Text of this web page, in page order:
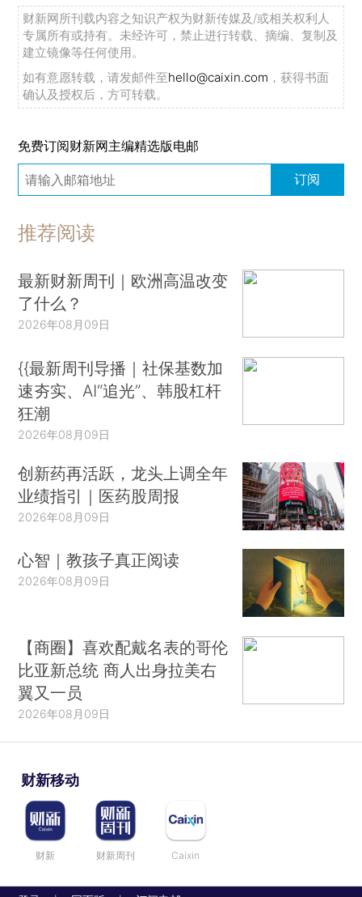
财新网所刊载内容之知识产权为财新传媒及/或相关权利人
专属所有或持有。未经许可，禁止进行转载、摘编、复制及
建立镜像等任何使用。
如有意愿转载，请发邮件至hello@caixin.com ，获得书面
确认及授权后，方可转载。
免费订阅财新网主编精选版电邮
订阅
推荐阅读
最新财新周刊｜欧洲高温改变
了什么？
2026年08月09日
{{最新周刊导播｜社保基数加
速夯实、AI“追光”、韩股杠杆
狂潮
2026年08月09日
创新药再活跃，龙头上调全年
业绩指引｜医药股周报
2026年08月09日
心智｜教孩子真正阅读
2026年08月09日
【商圈】喜欢配戴名表的哥伦
比亚新总统 商人出身拉美右
翼又一员
2026年08月09日
财新移动
财新 财新周刊 Caixin